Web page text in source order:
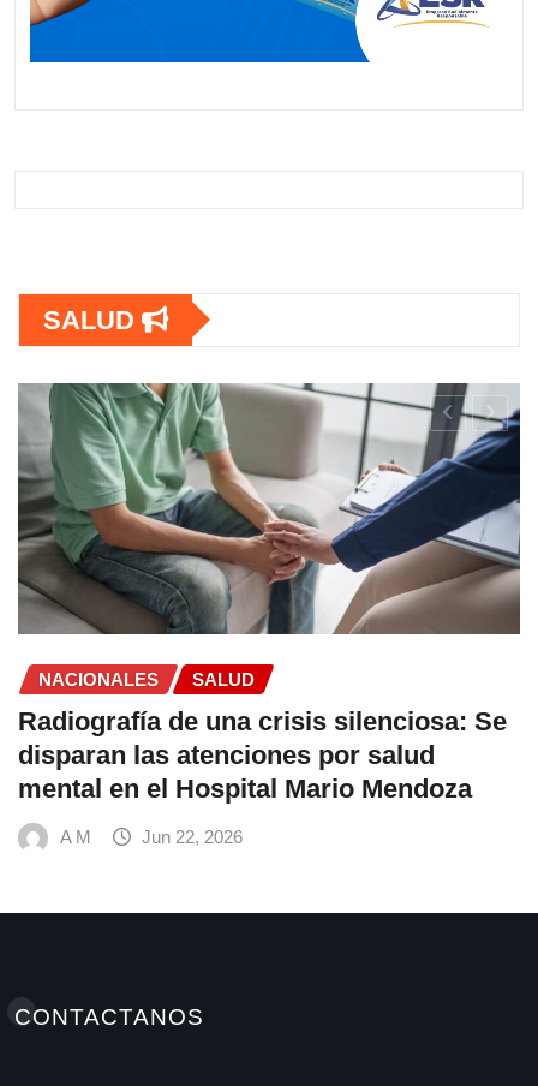
SALUD
SALUD
OPS lanza estrategia urgente para
frenar la Tuberculosis en personas con
VIH en América Latina
A M Jun 22, 2026
CONTACTANOS